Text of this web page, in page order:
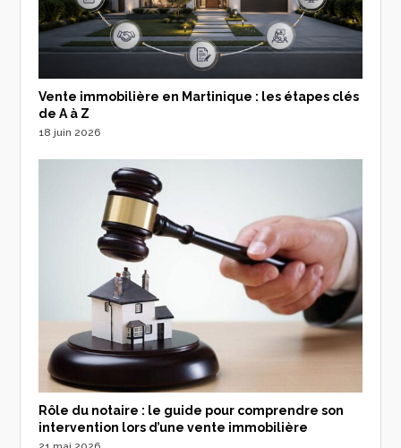
Vente immobilière en Martinique : les étapes clés
de A à Z
18 juin 2026
Rôle du notaire : le guide pour comprendre son
intervention lors d’une vente immobilière